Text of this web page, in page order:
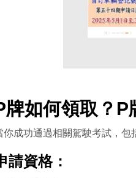
牌如何領取？P
你成功通過相關駕駛考試，包
請資格：